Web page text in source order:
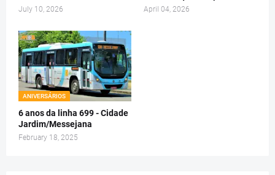
July 10, 2026 April 04, 2026
ANIVERSÁRIOS
6 anos da linha 699 - Cidade
Jardim/Messejana
February 18, 2025